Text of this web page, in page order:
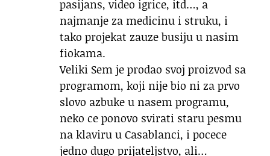
pasijans, video igrice, itd…, a
najmanje za medicinu i struku, i
tako projekat zauze busiju u nasim
fiokama.
Veliki Sem je prodao svoj proizvod sa
programom, koji nije bio ni za prvo
slovo azbuke u nasem programu,
neko ce ponovo svirati staru pesmu
na klaviru u Casablanci, i pocece
jedno dugo prijateljstvo, ali…